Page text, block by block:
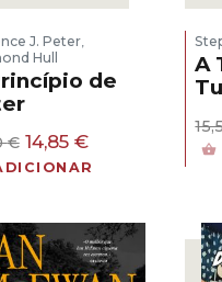
J. Peter,
Hull
de
€ O
preço
16,50 €.
14,85 €O
preço
14,85 €.
A